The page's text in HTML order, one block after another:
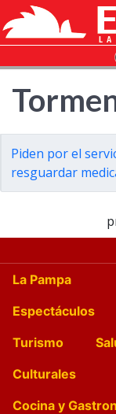
Piden por el
resguardar
La Pampa
Espectáculos
Turismo
Culturales
Cocina y